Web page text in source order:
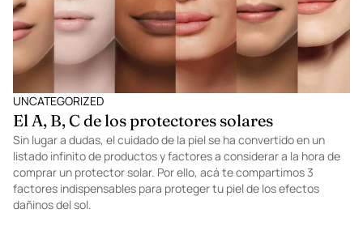
UNCATEGORIZED
El A, B, C de los protectores solares
Sin lugar a dudas, el cuidado de la piel se ha convertido en un
listado infinito de productos y factores a considerar a la hora de
comprar un protector solar. Por ello, acá te compartimos 3
factores indispensables para proteger tu piel de los efectos
dañinos del sol.